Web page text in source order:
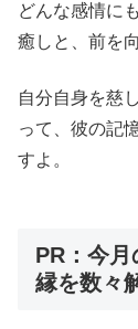
どんな感情に
癒しと、前を
自分自身を慈
って、彼の記
すよ。
PR：今
縁を数々